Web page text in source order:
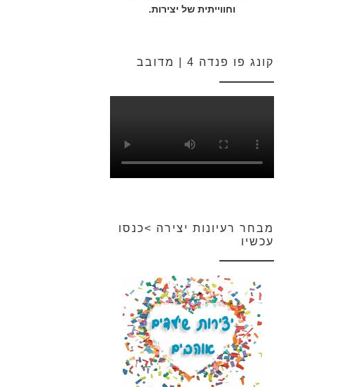
וחווייתית של יצירות.
קונג פו פנדה 4 | מדובב
מבחר רעיונות יצירה >כנסו
עכשיו